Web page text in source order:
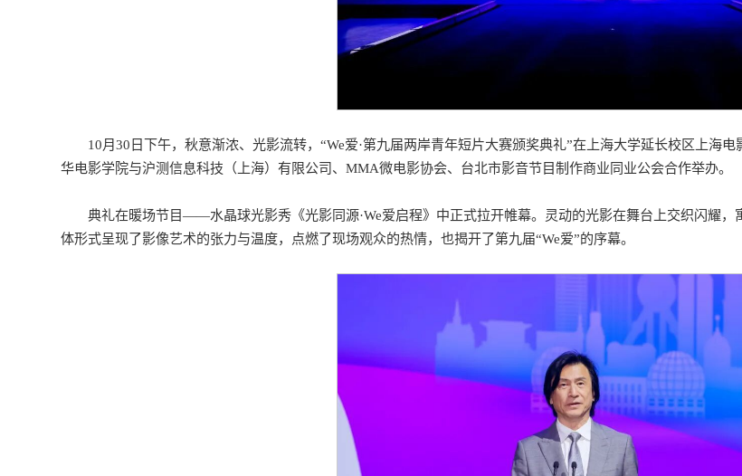
10月30日下午，秋意渐浓、光影流转，“We爱·第九届两岸青年短片大赛颁奖典礼”在上海大学延长校区上海
华电影学院与沪测信息科技（上海）有限公司、MMA微电影协会、台北市影音节目制作商业同业公会合作举办。
典礼在暖场节目——水晶球光影秀《光影同源·We爱启程》中正式拉开帷幕。灵动的光影在舞台上交织闪耀
体形式呈现了影像艺术的张力与温度，点燃了现场观众的热情，也揭开了第九届“We爱”的序幕。